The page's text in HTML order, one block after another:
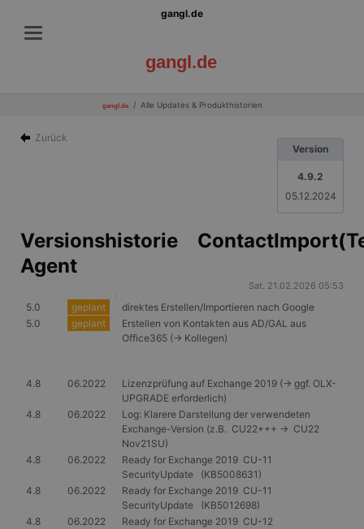
gangl.de
gangl.de
gangl.de Alle Updates & Produkthistorien
Zurück
Version
4.9.2
05.12.2024
Versionshistorie
Agent
Sat. 21.02.2026 05:53
5.0 geplant
direktes Erstellen/Importieren nach Google
5.0
geplant
Erstellen von Kontakten aus AD/GAL aus
Office365 (-> Kollegen)
4.8 06.2022
Lizenzprüfung auf Exchange 2019 (-> ggf. OLX-
UPGRADE erforderlich)
4.8
06.2022
Log: Klarere Darstellung der verwendeten
Exchange-Version (z.B. CU22+++ -> CU22
Nov21SU)
4.8
06.2022
Ready for Exchange 2019 CU-11
SecurityUpdate (KB5008631)
4.8
06.2022
Ready for Exchange 2019 CU-11
SecurityUpdate (KB5012698)
4.8
06.2022
Ready for Exchange 2019 CU-12